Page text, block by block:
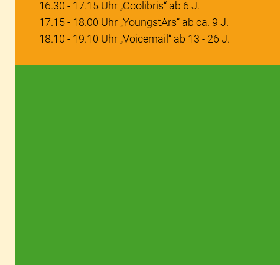
16.30 - 17.15 Uhr „Coolibris“ ab 6 J.
17.15 - 18.00 Uhr „YoungstArs“ ab ca. 9 J.
18.10 - 19.10 Uhr „Voicemail“ ab 13 - 26 J.